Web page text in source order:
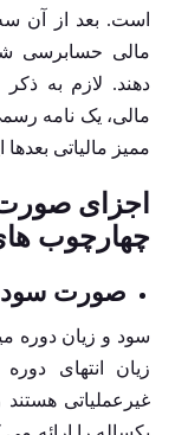
است. بعد از آن
مالی حسابرسی
دهند. لازم به
مالی، یک نامه
ممیز مالیاتی
اجزای
چهارچوب
صورت سود
سود و زیان دوره
زیان انتهای
غیرعملیاتی